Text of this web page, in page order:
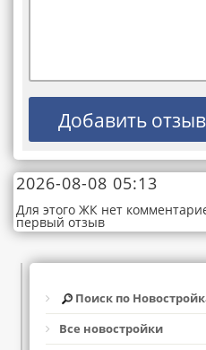
2026-08-08 05:13
Для этого ЖК нет
первый отзыв
Поиск по
Все новостройки